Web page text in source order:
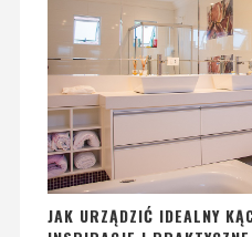
JAK URZĄDZIĆ IDEALNY